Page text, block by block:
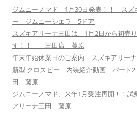
ジムニーノマド 1月30日発表！！ ス
ー ジムニーシエラ 5ドア
スズキアリーナ三田は、1月2日から初売
す！！ 三田店 藤原
年末年始休業日のご案内 スズキアリー
新型 クロスビー 内装紹介動画 パー
田 藤原
ジムニーノマド、来年1月受注再開！！
アリーナ三田 藤原